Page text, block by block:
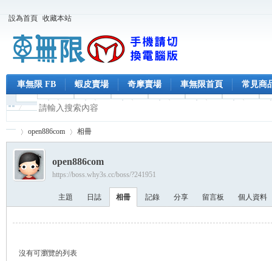
設為首頁 收藏本站
車無限 FB 蝦皮賣場 奇摩賣場 車無限首頁 常見商
›
open886com 相冊
open886com
https://boss.why3s.cc/boss/?241951
主題 日誌 相冊 記錄 分享 留言板 個人資料
沒有可瀏覽的列表